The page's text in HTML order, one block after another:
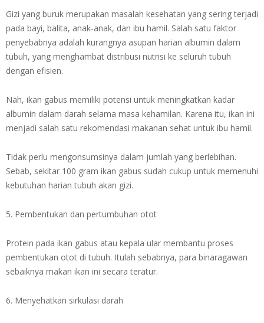
Gizi yang buruk merupakan masalah kesehatan yang sering terjadi
pada bayi, balita, anak-anak, dan ibu hamil. Salah satu faktor
penyebabnya adalah kurangnya asupan harian albumin dalam
tubuh, yang menghambat distribusi nutrisi ke seluruh tubuh
dengan efisien.
Nah, ikan gabus memiliki potensi untuk meningkatkan kadar
albumin dalam darah selama masa kehamilan. Karena itu, ikan ini
menjadi salah satu rekomendasi makanan sehat untuk ibu hamil.
Tidak perlu mengonsumsinya dalam jumlah yang berlebihan.
Sebab, sekitar 100 gram ikan gabus sudah cukup untuk memenuhi
kebutuhan harian tubuh akan gizi.
5. Pembentukan dan pertumbuhan otot
Protein pada ikan gabus atau kepala ular membantu proses
pembentukan otot di tubuh. Itulah sebabnya, para binaragawan
sebaiknya makan ikan ini secara teratur.
6. Menyehatkan sirkulasi darah